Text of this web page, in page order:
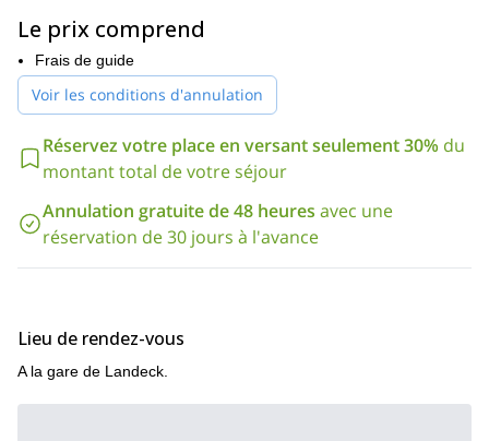
physique ayant déjà pratiqué au moins une fois le ski de
randonnée.
Départs confirmés en 2017: 17 et 24 avril. Si vous souhaitez
partir à d'autres dates, je peux également m'en occuper.
Au cours de cette expédition de ski de randonnée à Silvretta,
nous verrons comment :
- Progresser en ski de randonnée dans un terrain glaciaire ;
- Évaluer et gérer les risques liés à la discipline ;
- Utiliser l'AVD, la pelle et la sonde.
Gardez à l'esprit que vous pouvez vous inscrire seul et que
j'organiserai un groupe. À l'inverse, si vous êtes un groupe établi,
contactez-moi et commençons à planifier !
Une autre expédition de ski de randonnée que j'adore est la
mythiquede Chamonix à ZermattVérifiez-le !
Le prix comprend
Frais de guide
Voir les conditions d'annulation
Réservez votre place en versant seulement 30% du
montant total de votre séjour
Annulation gratuite de 48 heures avec une
réservation de 30 jours à l'avance
Lieu de rendez-vous
A la gare de Landeck.